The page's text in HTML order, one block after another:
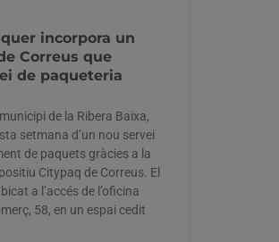
incorpora un
Correus que
de paqueteria
de la Ribera Baixa,
setmana d’un nou servei
de paquets gràcies a la
Citypaq de Correus. El
a l’accés de l’oficina
58, en un espai cedit